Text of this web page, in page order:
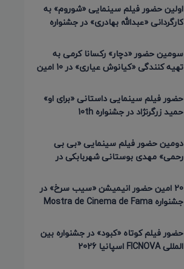
اولین حضور فیلم سینمایی «شوروم» به
کارگردانی «عبدالله بهادری» در جشنواره
سومین حضور «دچار» رکسانا کرمی به
تهیه کنندگی «کیانوش عیاری» در 10 امین
حضور فیلم سینمایی داستانی «برای او»
حمید زرگرنژاد در جشنواره 10th
دومین حضور فیلم سینمایی «بی بی
رحمی» مهدی بوستانی شهربابکی در
20 امین حضور انیمیشن «سیب سرخ» در
جشنواره Mostra de Cinema de Fama
حضور فیلم کوتاه «کبود» در جشنواره بین
المللی FICNOVA اسپانیا 2026